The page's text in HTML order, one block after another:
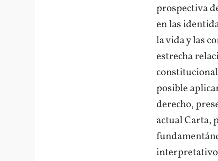
prospectiva
en las
la vida y las
estrecha
posible
derecho,
actual Carta,
interpretativo